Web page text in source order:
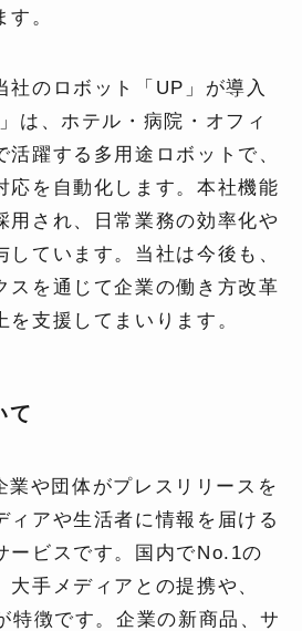
。
社のロボット「UP」が導入
は、ホテル・病院・オフィ
活躍する多用途ロボットで、
応を自動化します。本社機能
用され、日常業務の効率化や
ています。当社は今後も、
スを通じて企業の働き方改革
を支援してまいります。
て
や団体がプレスリリースを
ィアや生活者に情報を届ける
ービスです。国内でNo.1の
手メディアとの提携や、
特徴です。企業の新商品、サ